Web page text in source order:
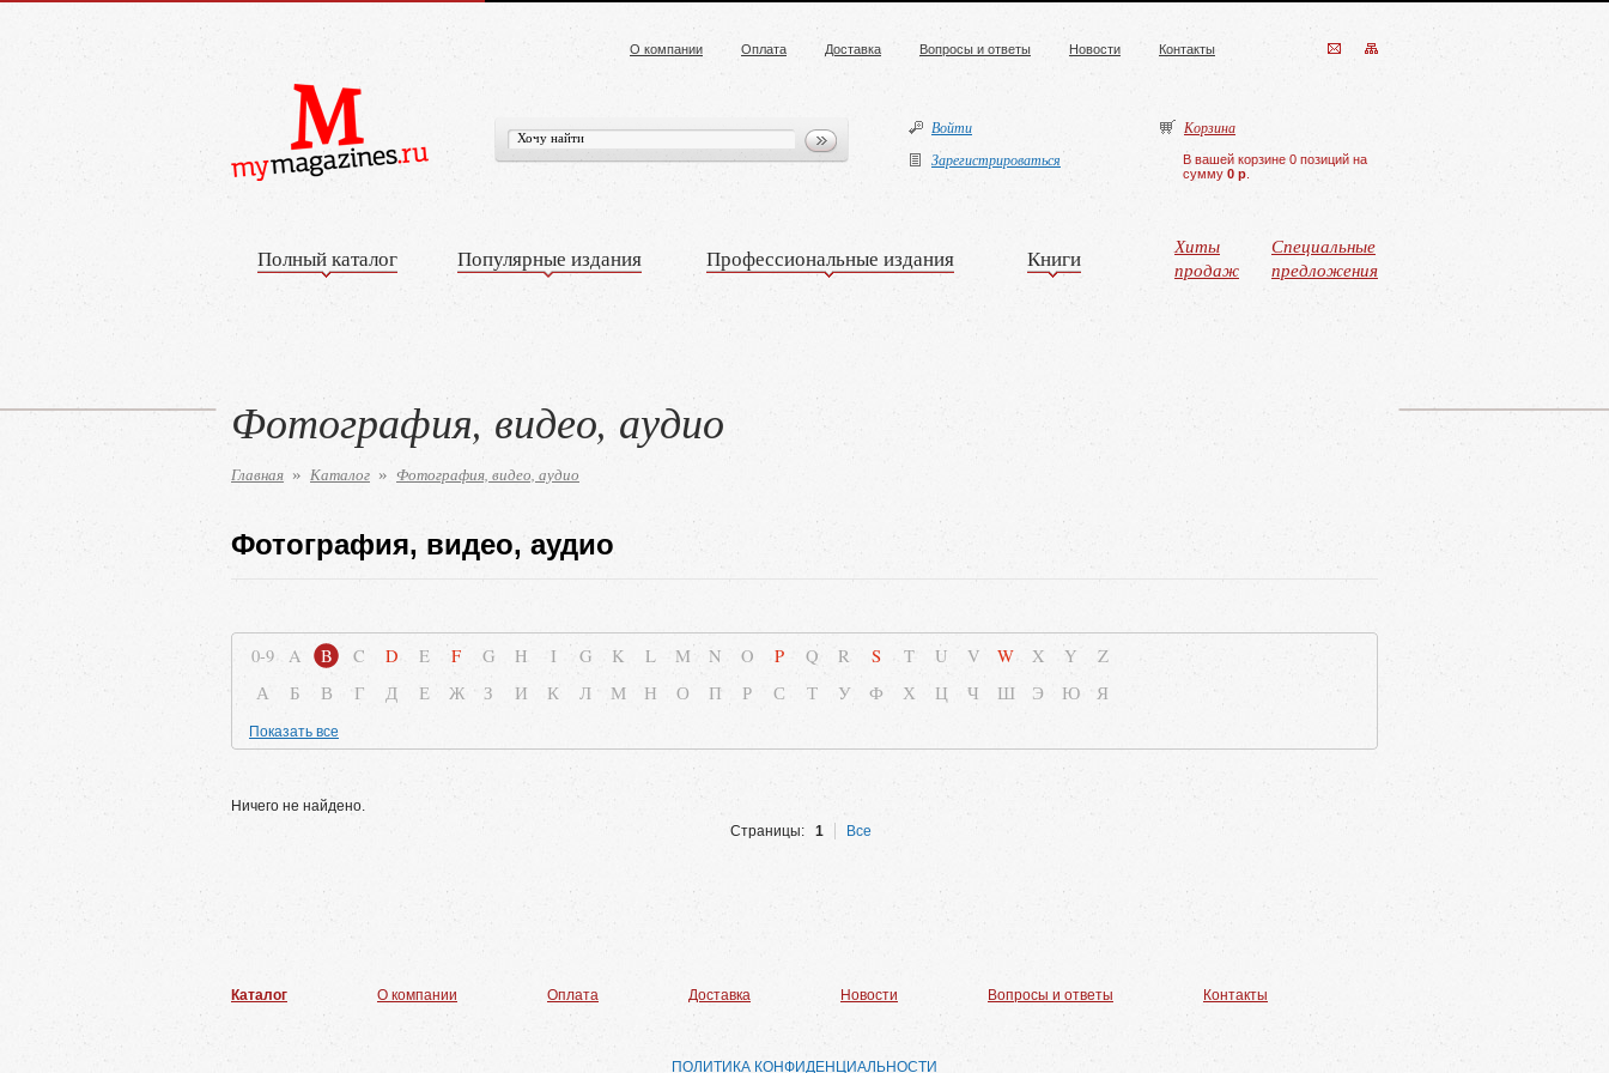
О компании Оплата Доставка Вопросы и ответы Новости Контакты
Войти
Зарегистрироваться
Корзина
В вашей корзине 0 позиций на
сумму 0 р
Полный каталог Популярные издания Профессиональные издания Книги
Хиты
продаж
Специальные
предложения
Фотография, видео, аудио
Главная » Каталог » Фотография, видео, аудио
Фотография, видео, аудио
0-9 A B C D E F G H I G K L M N O P Q R S T U V W X Y
Z
А
Б В Г Д Е Ж З И К Л М Н О П Р С Т У Ф Х Ц Ч Ш Э Ю Я
Показать все
Ничего не найдено.
Страницы:
1 Все
Каталог О компании Оплата Доставка Новости Вопросы и ответы Контакты
ПОЛИТИКА КОНФИДЕНЦИАЛЬНОСТИ